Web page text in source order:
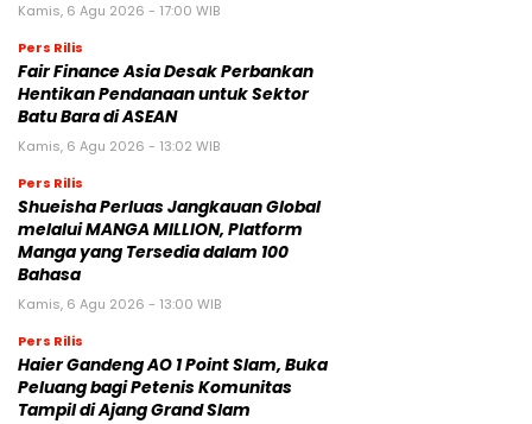
Kamis, 6 Agu 2026 - 17:00 WIB
Pers Rilis
Fair Finance Asia Desak Perbankan
Hentikan Pendanaan untuk Sektor
Batu Bara di ASEAN
Kamis, 6 Agu 2026 - 13:02 WIB
Pers Rilis
Shueisha Perluas Jangkauan Global
melalui MANGA MILLION, Platform
Manga yang Tersedia dalam 100
Bahasa
Kamis, 6 Agu 2026 - 13:00 WIB
Pers Rilis
Haier Gandeng AO 1 Point Slam, Buka
Peluang bagi Petenis Komunitas
Tampil di Ajang Grand Slam